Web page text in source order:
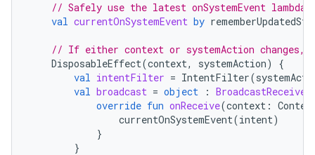
// Safely use the latest onSystemEvent
val currentOnSystemEvent by
// If either context or systemAction changes,
DisposableEffect(context, systemAction)
{
val intentFilter = IntentFilter(
val broadcast = object : BroadcastReceiver
override fun onReceive(context :
currentOnSystemEvent(intent)
}
}